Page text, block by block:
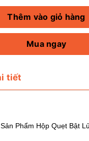
Thêm vào giỏ hàng
Mua ngay
tiết
Phẩm Hộp Quẹt Bật